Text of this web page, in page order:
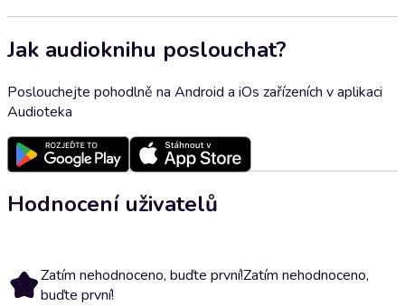
Jak audioknihu poslouchat?
Poslouchejte pohodlně na Android a iOs zařízeních v aplikaci
Audioteka
Hodnocení uživatelů
Zatím nehodnoceno, buďte první!Zatím nehodnoceno,
buďte první!